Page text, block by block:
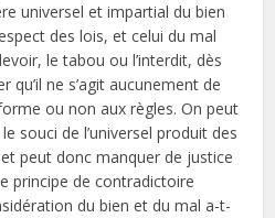
universel et impartial du bien
des lois, et celui du mal
le tabou ou l’interdit, dès
ne s’agit aucunement de
ou non aux règles. On peut
souci de l’universel produit des
peut donc manquer de justice
principe de contradictoire
du bien et du mal a-t-